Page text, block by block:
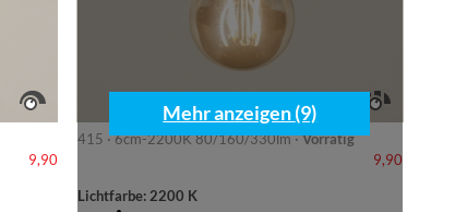
9,90
415 · 6cm-2200K 80/160/330lm ·Vorrätig
9,90
Lichtfarbe: 2200 K
Mehr anzeigen (9)